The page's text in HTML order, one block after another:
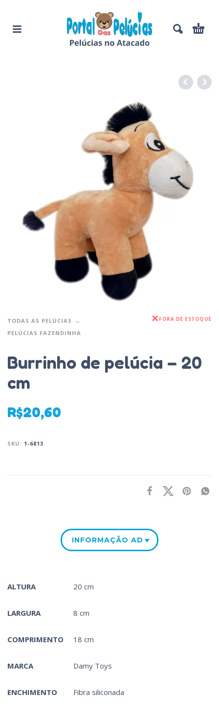
TODAS AS PELÚCIAS
PELÚCIAS FAZENDINHA
FORA DE ESTOQUE
Burrinho de pelúcia – 20
cm
R$20,60
SKU: 1-6813
INFORMAÇÃO ADICIONAL
ALTURA 20 cm
LARGURA 8 cm
COMPRIMENTO 18 cm
MARCA Damy Toys
ENCHIMENTO Fibra siliconada